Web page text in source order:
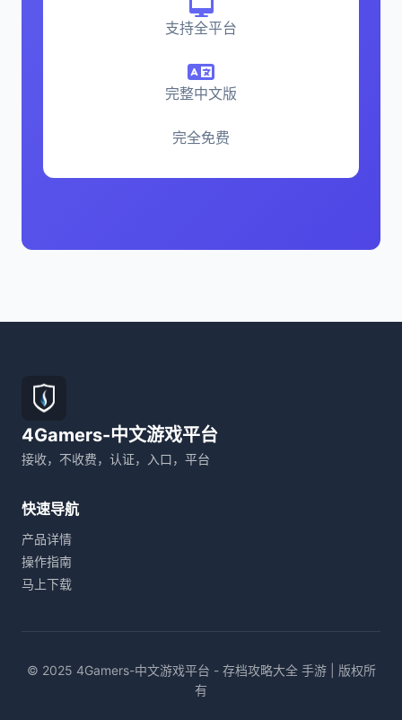
支持全平台
完整中文版
完全免费
4Gamers-中文游戏平台
接收，不收费，认证，入口，平台
快速导航
产品详情
操作指南
马上下载
© 2025 4Gamers-中文游戏平台 - 存档攻略大全 手游 | 版权所
有